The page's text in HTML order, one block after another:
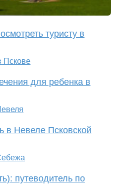
туристу в
для ребенка в
в Невеле Псковской
путеводитель по